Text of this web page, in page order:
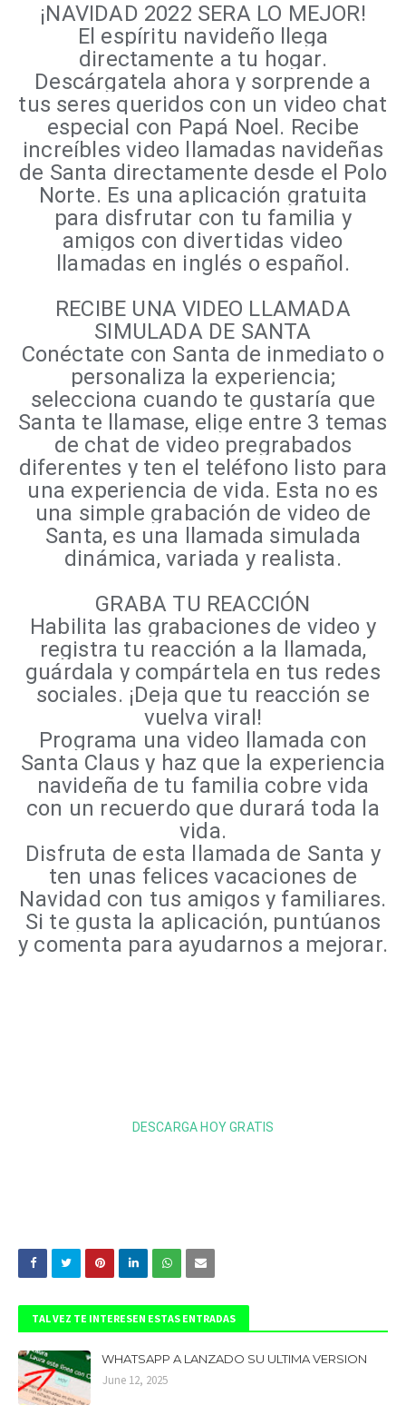
¡NAVIDAD 2022 SERA LO MEJOR!
El espíritu navideño llega
directamente a tu hogar.
Descárgatela ahora y sorprende a
tus seres queridos con un video chat
especial con Papá Noel. Recibe
increíbles video llamadas navideñas
de Santa directamente desde el Polo
Norte. Es una aplicación gratuita
para disfrutar con tu familia y
amigos con divertidas video
llamadas en inglés o español.
RECIBE UNA VIDEO LLAMADA
SIMULADA DE SANTA
Conéctate con Santa de inmediato o
personaliza la experiencia;
selecciona cuando te gustaría que
Santa te llamase, elige entre 3 temas
de chat de video pregrabados
diferentes y ten el teléfono listo para
una experiencia de vida. Esta no es
una simple grabación de video de
Santa, es una llamada simulada
dinámica, variada y realista.
GRABA TU REACCIÓN
Habilita las grabaciones de video y
registra tu reacción a la llamada,
guárdala y compártela en tus redes
sociales. ¡Deja que tu reacción se
vuelva viral!
Programa una video llamada con
Santa Claus y haz que la experiencia
navideña de tu familia cobre vida
con un recuerdo que durará toda la
vida.
Disfruta de esta llamada de Santa y
ten unas felices vacaciones de
Navidad con tus amigos y familiares.
Si te gusta la aplicación, puntúanos
y comenta para ayudarnos a mejorar.
DESCARGA HOY GRATIS
TAL VEZ TE INTERESEN ESTAS ENTRADAS
WHATSAPP A LANZADO SU ULTIMA VERSION
June 12, 2025